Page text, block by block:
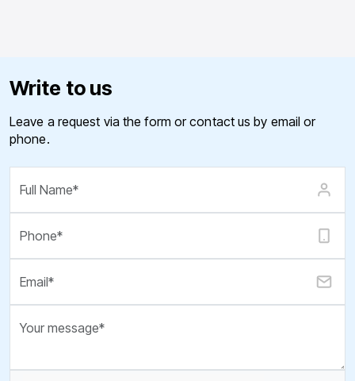
Write to us
Leave a request via the form or contact us by email or
phone.